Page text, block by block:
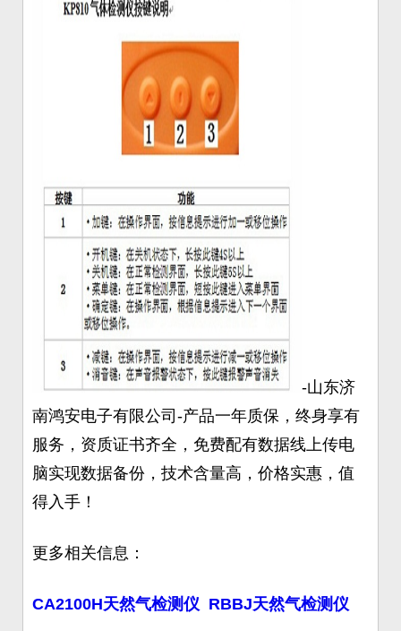
-山东济
南鸿安电子有限公司-产品一年质保，终身享有
服务，资质证书齐全，免费配有数据线上传电
脑实现数据备份，技术含量高，价格实惠，值
得入手！
更多相关信息：
CA2100H天然气检测仪 RBBJ天然气检测仪